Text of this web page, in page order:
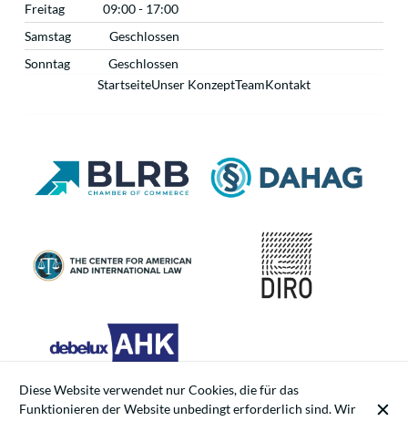
Freitag
09:00 - 17:00
Samstag
Geschlossen
Sonntag
Geschlossen
StartseiteUnser KonzeptTeamKontakt
Diese Website verwendet nur Cookies, die für das
Funktionieren der Website unbedingt erforderlich sind. Wir